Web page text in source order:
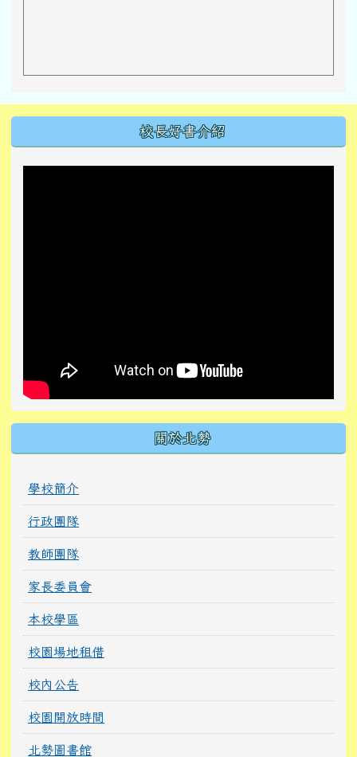
校長好書介紹
關於北勢
學校簡介
行政團隊
教師團隊
家長委員會
本校學區
校園場地租借
校內公告
校園開放時間
北勢圖書館